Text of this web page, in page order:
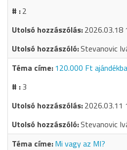
2
2026.03.18
Stevanovic
120.000 Ft
3
2026.03.11
Stevanovic
Mi vagy az MI?